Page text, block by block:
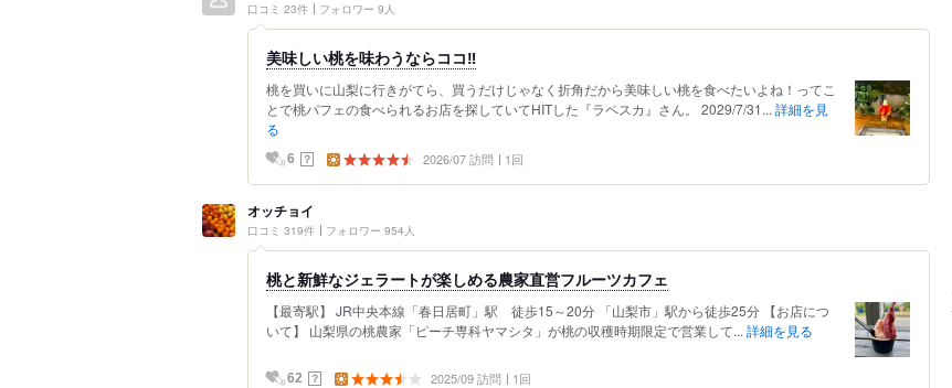
口コミ 23件 フォロワー 9人
美味しい桃を味わうならココ‼️
桃を買いに山梨に行きがてら、買うだけじゃなく折角だから美味しい桃を食べたいよね！ってこ
とで桃パフェの食べられるお店を探していてHITした『ラペスカ』さん。 2029/7/31... 詳細を見
る
6 ？ 2026/07 訪問 1回
オッチョイ
口コミ 319件 フォロワー 954人
桃と新鮮なジェラートが楽しめる農家直営フルーツカフェ
【最寄駅】 JR中央本線「春日居町」駅 徒歩15～20分 「山梨市」駅から徒歩25分 【お店につ
いて】 山梨県の桃農家「ピーチ専科ヤマシタ」が桃の収穫時期限定で営業して... 詳細を見る
62 ？ 2025/09 訪問 1回